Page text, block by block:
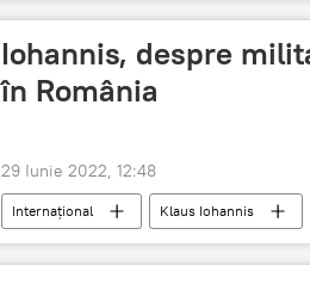
Iohannis, despre
în România
29 Iunie 2022, 12:48
Internaţional Klaus Iohannis